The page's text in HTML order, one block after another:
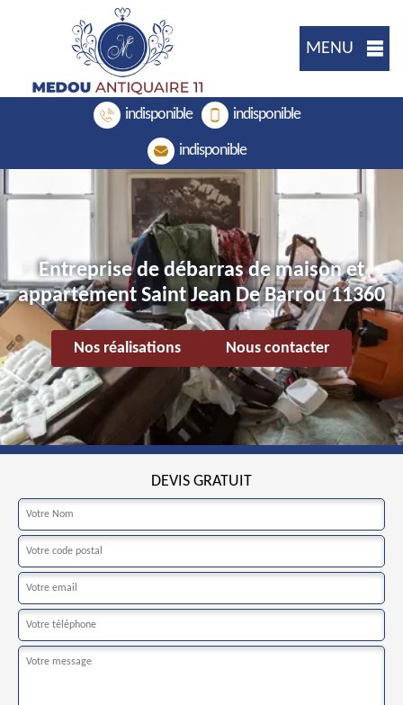
MENU
indisponible indisponible
indisponible
Entreprise de débarras de maison et
appartement Saint Jean De Barrou 11360
Nos réalisations Nous contacter
DEVIS GRATUIT